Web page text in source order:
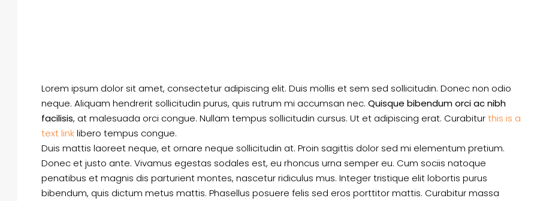
Lorem ipsum dolor sit amet, consectetur adipiscing elit. Duis mollis et sem sed sollicitudin. Donec non odio
neque. Aliquam hendrerit sollicitudin purus, quis rutrum mi accumsan nec. Quisque bibendum orci ac nibh
facilisis, at malesuada orci congue. Nullam tempus sollicitudin cursus. Ut et adipiscing erat. Curabiturthis is a
text linklibero tempus congue.
Duis mattis laoreet neque, et ornare neque sollicitudin at. Proin sagittis dolor sed mi elementum pretium.
Donec et justo ante. Vivamus egestas sodales est, eu rhoncus urna semper eu. Cum sociis natoque
penatibus et magnis dis parturient montes, nascetur ridiculus mus. Integer tristique elit lobortis purus
bibendum, quis dictum metus mattis. Phasellus posuere felis sed eros porttitor mattis. Curabitur massa